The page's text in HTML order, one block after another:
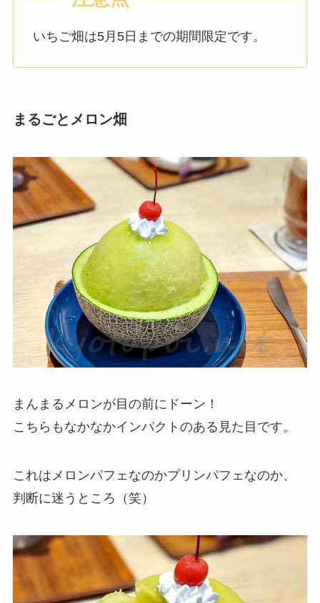
いちご畑は5月5日までの期間限定です。
まるごとメロン畑
まんまるメロンが目の前にドーン！
こちらもなかなかインパクトのある見た目です。
これはメロンパフェなのかプリンパフェなのか、
判断に迷うところ（笑）